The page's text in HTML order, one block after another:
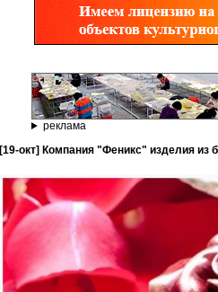
реклама
[19-окт] Компания "Феникс" изделия из